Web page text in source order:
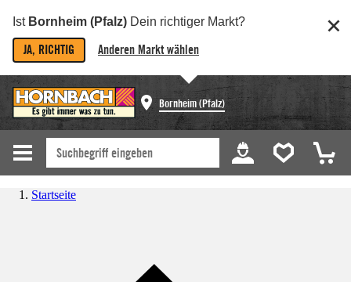
Ist Bornheim (Pfalz) Dein richtiger Markt?
JA, RICHTIG Anderen Markt wählen
Bornheim (Pfalz)
Startseite